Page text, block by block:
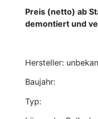
Preis (netto) ab
demontiert und
Hersteller:
Baujahr:
Typ: